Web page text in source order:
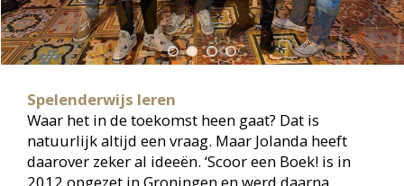
Bibliotheekblad 8 • oktober 2024